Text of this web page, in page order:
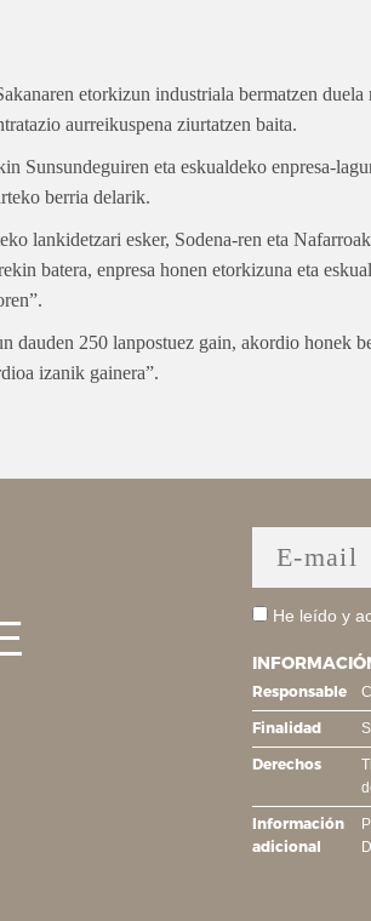
etorkizun industriala bermatzen duela
aurreikuspena ziurtatzen baita.
Sunsundeguiren eta eskualdeko enpresa-
berria delarik.
lankidetzari esker, Sodena-ren eta
batera, enpresa honen etorkizuna eta
dauden 250 lanpostuez gain, akordio honek
izanik gainera”.
He leído y
Responsable
Finalidad
Derechos
Información
adicional